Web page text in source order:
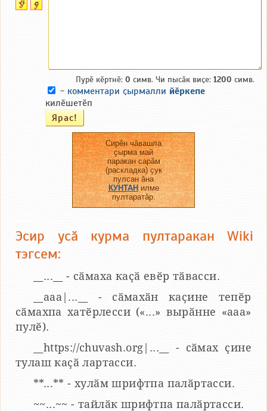
Пурӗ кӗртнӗ: 0 симв. Чи пысӑк виҫе: 1200 симв.
- комментари ҫырмалли йӗркепе
килӗшетӗп
Сирӗн чӑвашла
ҫырма май
паракан сарӑм
(раскладка) ҫук
пулсан ӑна
КУНТАНилме
пултаратӑр.
Эсир усӑ курма пултаракан Wiki
тэгсем:
__...__ - сӑмаха каҫӑ евӗр тӑвасси.
__aaa|...__ - сӑмахӑн каҫине тепӗр
сӑмахпа хатӗрлесси («...» вырӑнне «ааа»
пулӗ).
__https://chuvash.org|...__ - сӑмах ҫине
тулаш каҫӑ лартасси.
**...** - хулӑм шрифтпа палӑртасси.
~~...~~ - тайлӑк шрифтпа палӑртасси.